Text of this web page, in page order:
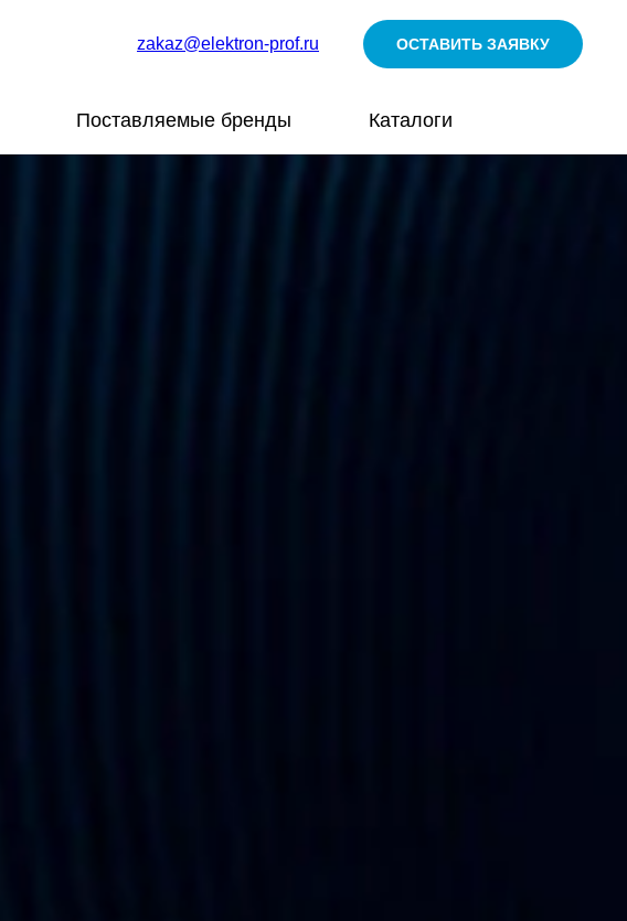
zakaz@elektron-prof.ru ОСТАВИТЬ ЗАЯВКУ
Поставляемые бренды Каталоги